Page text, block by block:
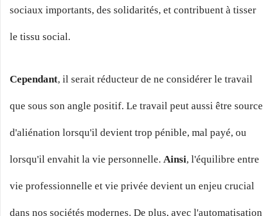
sociaux importants, des solidarités, et contribuent à tisser
le tissu social.
Cependant, il serait réducteur de ne considérer le travail
que sous son angle positif. Le travail peut aussi être source
d'aliénation lorsqu'il devient trop pénible, mal payé, ou
lorsqu'il envahit la vie personnelle. Ainsi, l'équilibre entre
vie professionnelle et vie privée devient un enjeu crucial
dans nos sociétés modernes. De plus, avec l'automatisation